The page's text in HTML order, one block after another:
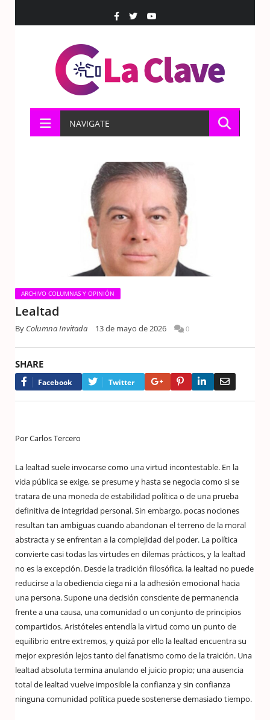
NAVIGATE
ARCHIVO COLUMNAS Y OPINIÓN
Lealtad
By Columna Invitada 13 de mayo de 2026 0
SHARE
Facebook Twitter Google+PinterestLinkedIn
Por Carlos Tercero
La lealtad suele invocarse como una virtud incontestable. En la
vida pública se exige, se presume y hasta se negocia como si se
tratara de una moneda de estabilidad política o de una prueba
definitiva de integridad personal. Sin embargo, pocas nociones
resultan tan ambiguas cuando abandonan el terreno de la moral
abstracta y se enfrentan a la complejidad del poder. La política
convierte casi todas las virtudes en dilemas prácticos, y la lealtad
no es la excepción. Desde la tradición filosófica, la lealtad no puede
reducirse a la obediencia ciega ni a la adhesión emocional hacia
una persona. Supone una decisión consciente de permanencia
frente a una causa, una comunidad o un conjunto de principios
compartidos. Aristóteles entendía la virtud como un punto de
equilibrio entre extremos, y quizá por ello la lealtad encuentra su
mejor expresión lejos tanto del fanatismo como de la traición. Una
lealtad absoluta termina anulando el juicio propio; una ausencia
total de lealtad vuelve imposible la confianza y sin confianza
ninguna comunidad política puede sostenerse demasiado tiempo.